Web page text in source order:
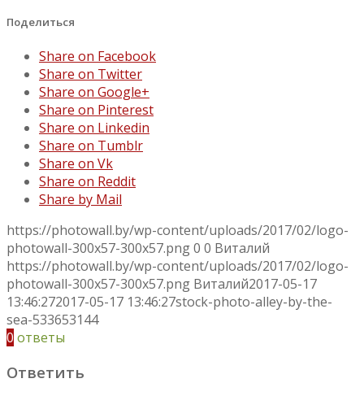
Поделиться
Share on Facebook
Share on Twitter
Share on Google+
Share on Pinterest
Share on Linkedin
Share on Tumblr
Share on Vk
Share on Reddit
Share by Mail
https://photowall.by/wp-content/uploads/2017/02/logo-
photowall-300x57-300x57.png0 0 Виталий
https://photowall.by/wp-content/uploads/2017/02/logo-
photowall-300x57-300x57.png Виталий2017-05-17
13:46:272017-05-17 13:46:27stock-photo-alley-by-the-
sea-533653144
0 ответы
Ответить